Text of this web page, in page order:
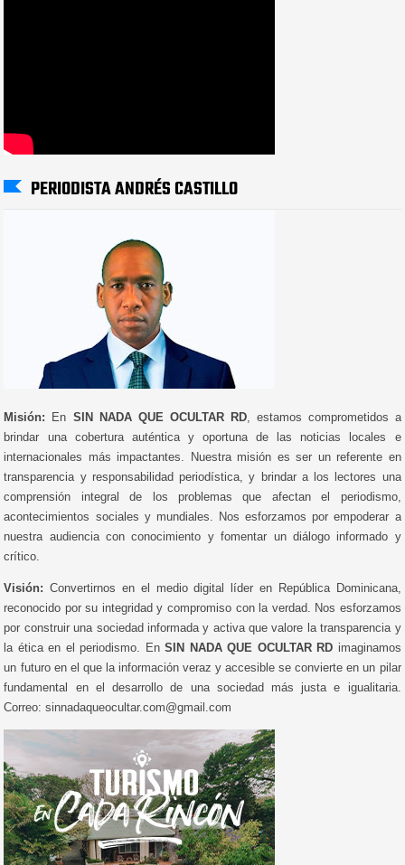
PERIODISTA ANDRÉS CASTILLO
Misión: En SIN NADA QUE OCULTAR RD, estamos comprometidos a
brindar una cobertura auténtica y oportuna de las noticias locales e
internacionales más impactantes. Nuestra misión es ser un referente en
transparencia y responsabilidad periodística, y brindar a los lectores una
comprensión integral de los problemas que afectan el periodismo,
acontecimientos sociales y mundiales. Nos esforzamos por empoderar a
nuestra audiencia con conocimiento y fomentar un diálogo informado y
crítico.
Visión: Convertirnos en el medio digital líder en República Dominicana,
reconocido por su integridad y compromiso con la verdad. Nos esforzamos
por construir una sociedad informada y activa que valore la transparencia y
la ética en el periodismo. EnSIN NADA QUE OCULTAR RD imaginamos
un futuro en el que la información veraz y accesible se convierte en un pilar
fundamental en el desarrollo de una sociedad más justa e igualitaria.
Correo: sinnadaqueocultar.com@gmail.com